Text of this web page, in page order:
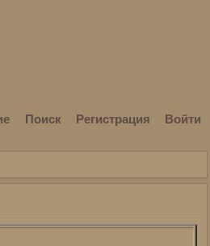
Поиск Регистрация Войти